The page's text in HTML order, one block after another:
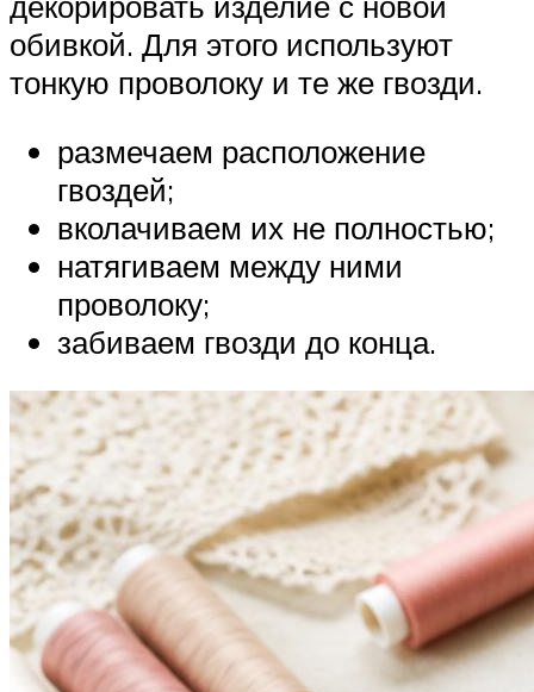
обивкой. Для этого используют
тонкую проволоку и те же гвозди.
размечаем расположение
гвоздей;
вколачиваем их не полностью;
натягиваем между ними
проволоку;
забиваем гвозди до конца.